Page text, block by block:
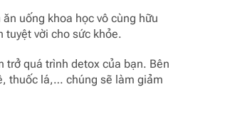
uống khoa học vô cùng hữu
tuyệt vời cho sức khỏe.
trở quá trình detox của bạn. Bên
thuốc lá,… chúng sẽ làm giảm